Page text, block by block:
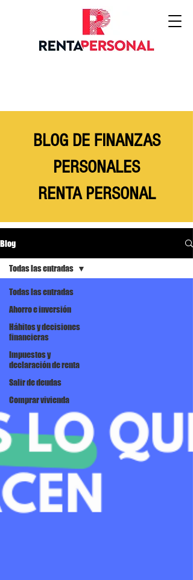
BLOG DE FINANZAS
PERSONALES
RENTA PERSONAL
Blog
Todas las entradas
Ahorro e inversión
Hábitos y decisiones
financieras
Impuestos y
declaración de renta
Salir de deudas
Comprar vivienda
Todas las entradas